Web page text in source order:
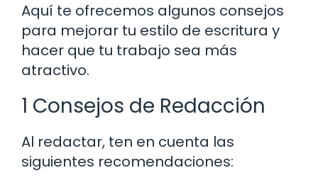
Aquí te ofrecemos algunos consejos
para mejorar tu estilo de escritura y
hacer que tu trabajo sea más
atractivo.
1 Consejos de Redacción
Al redactar, ten en cuenta las
siguientes recomendaciones: